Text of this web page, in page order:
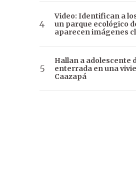
Video: Identifican a
un parque ecológico
aparecen imágenes
Hallan a adolescente
enterrada en una
Caazapá